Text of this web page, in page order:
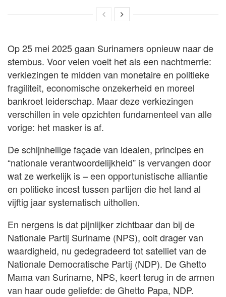
Op 25 mei 2025 gaan Surinamers opnieuw naar de
stembus. Voor velen voelt het als een nachtmerrie:
verkiezingen te midden van monetaire en politieke
fragiliteit, economische onzekerheid en moreel
bankroet leiderschap. Maar deze verkiezingen
verschillen in vele opzichten fundamenteel van alle
vorige: het masker is af.
De schijnheilige façade van idealen, principes en
“nationale verantwoordelijkheid” is vervangen door
wat ze werkelijk is – een opportunistische alliantie
en politieke incest tussen partijen die het land al
vijftig jaar systematisch uithollen.
En nergens is dat pijnlijker zichtbaar dan bij de
Nationale Partij Suriname (NPS), ooit drager van
waardigheid, nu gedegradeerd tot satelliet van de
Nationale Democratische Partij (NDP). De Ghetto
Mama van Suriname, NPS, keert terug in de armen
van haar oude geliefde: de Ghetto Papa, NDP.